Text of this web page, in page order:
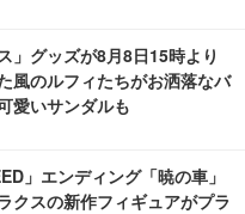
」グッズが8月8日15時より
風のルフィたちがお洒落なバ
愛いサンダルも
」エンディング「暁の車」
クスの新作フィギュアがプラ